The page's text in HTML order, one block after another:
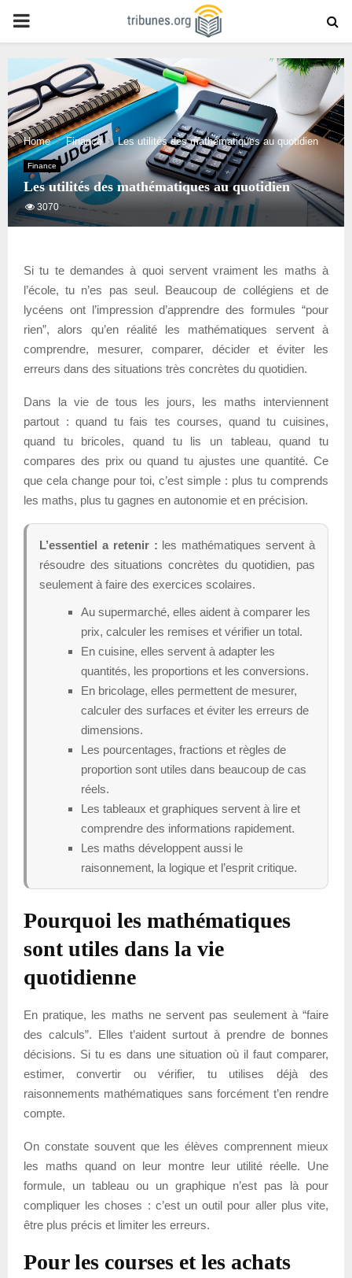
PRIMARY
MENU
Home Finance Les utilités des mathématiques au quotidien
Finance
Les utilités des mathématiques au quotidien
3070
Si tu te demandes à quoi servent vraiment les maths à
l’école, tu n’es pas seul. Beaucoup de collégiens et de
lycéens ont l’impression d’apprendre des formules “pour
rien”, alors qu’en réalité les mathématiques servent à
comprendre, mesurer, comparer, décider et éviter les
erreurs dans des situations très concrètes du quotidien.
Dans la vie de tous les jours, les maths interviennent
partout : quand tu fais tes courses, quand tu cuisines,
quand tu bricoles, quand tu lis un tableau, quand tu
compares des prix ou quand tu ajustes une quantité. Ce
que cela change pour toi, c’est simple : plus tu comprends
les maths, plus tu gagnes en autonomie et en précision.
L’essentiel a retenir : les mathématiques servent à
résoudre des situations concrètes du quotidien, pas
seulement à faire des exercices scolaires.
Au supermarché, elles aident à comparer les
prix, calculer les remises et vérifier un total.
En cuisine, elles servent à adapter les
quantités, les proportions et les conversions.
En bricolage, elles permettent de mesurer,
calculer des surfaces et éviter les erreurs de
dimensions.
Les pourcentages, fractions et règles de
proportion sont utiles dans beaucoup de cas
réels.
Les tableaux et graphiques servent à lire et
comprendre des informations rapidement.
Les maths développent aussi le
raisonnement, la logique et l’esprit critique.
Pourquoi les mathématiques
sont utiles dans la vie
quotidienne
En pratique, les maths ne servent pas seulement à “faire
des calculs”. Elles t’aident surtout à prendre de bonnes
décisions. Si tu es dans une situation où il faut comparer,
estimer, convertir ou vérifier, tu utilises déjà des
raisonnements mathématiques sans forcément t’en rendre
compte.
On constate souvent que les élèves comprennent mieux
les maths quand on leur montre leur utilité réelle. Une
formule, un tableau ou un graphique n’est pas là pour
compliquer les choses : c’est un outil pour aller plus vite,
être plus précis et limiter les erreurs.
Pour les courses et les achats